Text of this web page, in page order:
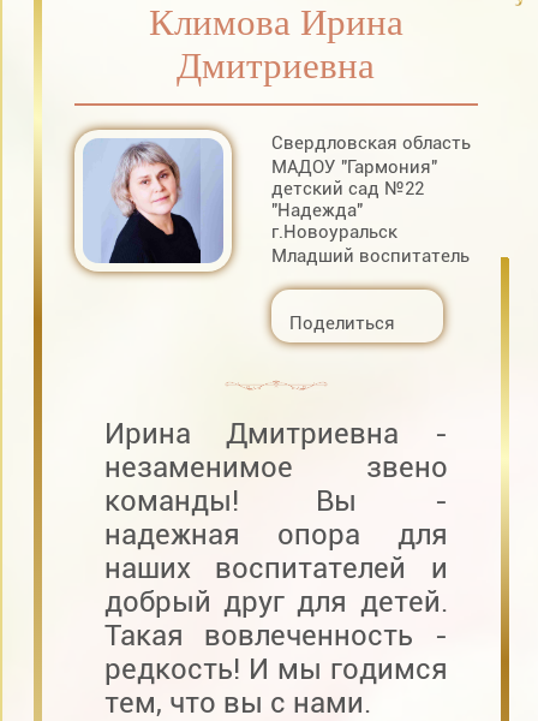
Климова Ирина
Дмитриевна
Свердловская область
МАДОУ "Гармония"
детский сад №22
"Надежда"
г.Новоуральск
Младший воспитатель
Поделиться
Ирина Дмитриевна -
незаменимое звено
команды! Вы -
надежная опора для
наших воспитателей и
добрый друг для детей.
Такая вовлеченность -
редкость! И мы годимся
тем, что вы с нами.